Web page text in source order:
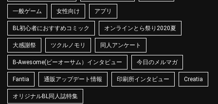
一般ゲーム 女性向け アプリ
BL初心者におすすめコミック オンラインとら祭り2020夏
大感謝祭 ツクルノモリ 同人アンケート
B-Awesome(ビーオーサム）インタビュー 今日のメルマガ
Fantia 通販アップデート情報 印刷所インタビュー Creatia
オリジナルBL同人誌特集